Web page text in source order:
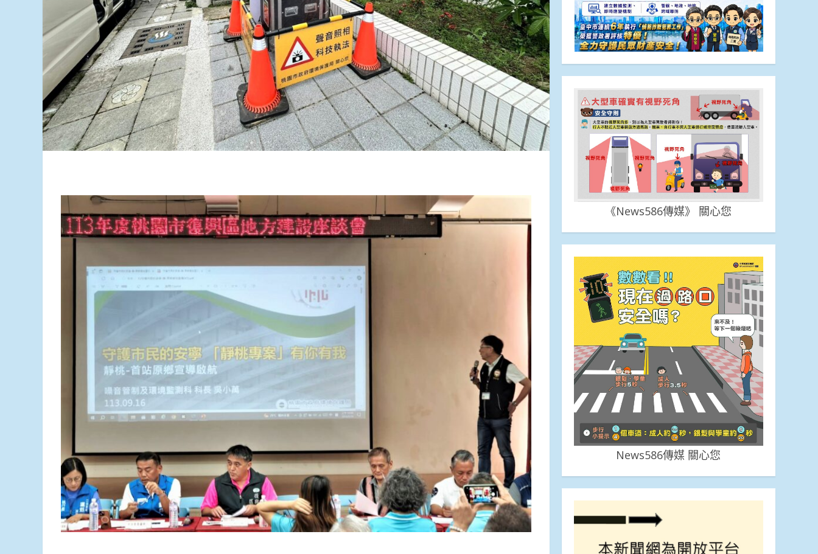
《News586傳媒》 關心您
News586傳媒 關心您